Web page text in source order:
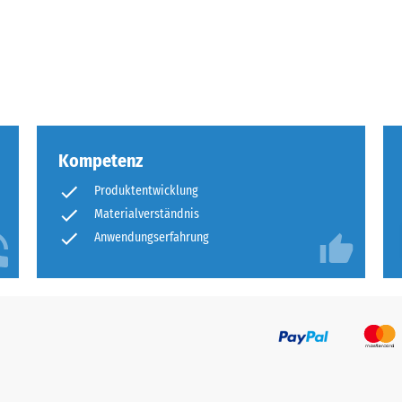
Kompetenz
Produktentwicklung
Materialverständnis
Anwendungserfahrung